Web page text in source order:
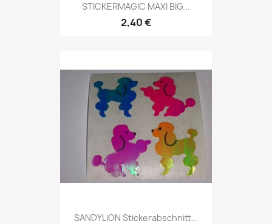
STICKERMAGIC MAXI BIG...
2,40 €
SANDYLION Stickerabschnitt...